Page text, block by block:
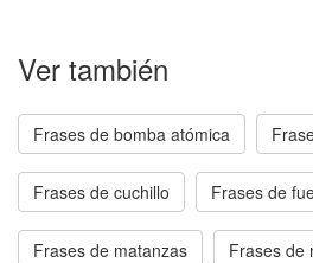
Ver también
Frases de bomba atómica
Frases de cuchillo Frases de
Frases de matanzas Frases de